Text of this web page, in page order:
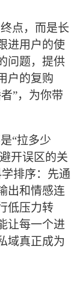
点，而是长
进用户的使
问题，提供
户的复购
”，为你带
“拉多少
开误区的关
排序：先通
出和情感连
低压力转
让每一个进
域真正成为